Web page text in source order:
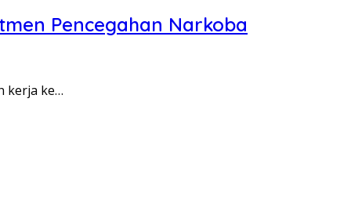
Pencegahan Narkoba
kerja ke…